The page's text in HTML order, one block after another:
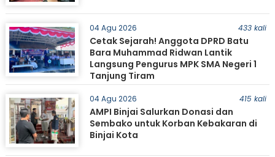
04 Agu 2026 433 kali
Cetak Sejarah! Anggota DPRD Batu
Bara Muhammad Ridwan Lantik
Langsung Pengurus MPK SMA Negeri 1
Tanjung Tiram
04 Agu 2026 415 kali
AMPI Binjai Salurkan Donasi dan
Sembako untuk Korban Kebakaran di
Binjai Kota